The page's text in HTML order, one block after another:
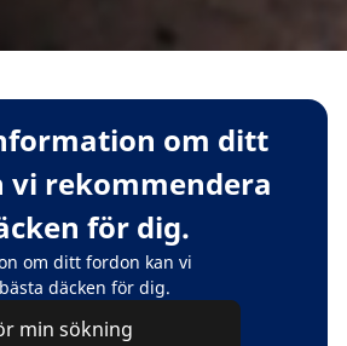
om ditt
vi rekommendera
för dig.
om ditt fordon kan vi
däcken för dig.
min sökning